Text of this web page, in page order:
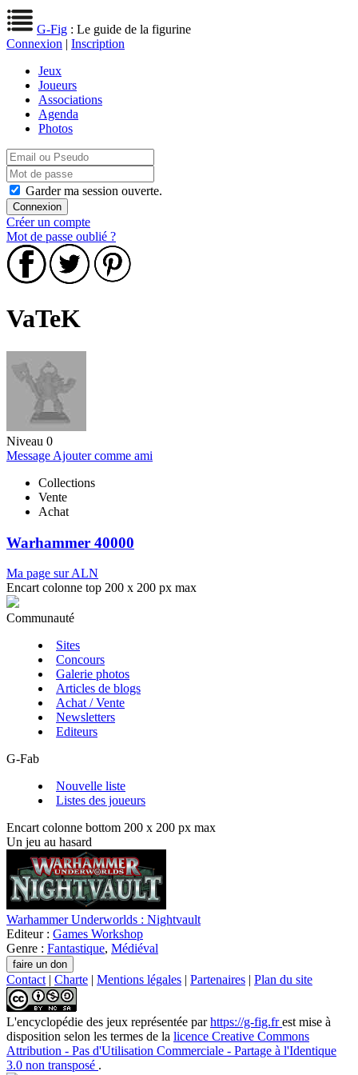
G-Fig : Le guide de la figurine
Connexion | Inscription
Jeux
Joueurs
Associations
Agenda
Photos
Garder ma session ouverte.
Créer un compte
Mot de passe oublié ?
VaTeK
Niveau 0
Message Ajouter comme ami
Collections
Vente
Achat
Warhammer 40000
Ma page sur ALN
Encart colonne top 200 x 200 px max
Communauté
Sites
Concours
Galerie photos
Articles de blogs
Achat / Vente
Newsletters
Editeurs
G-Fab
Nouvelle liste
Listes des joueurs
Encart colonne bottom 200 x 200 px max
Un jeu au hasard
Warhammer Underworlds : Nightvault
Editeur : Games Workshop
Genre : Fantastique, Médiéval
Contact | Charte | Mentions légales | Partenaires | Plan du site
L'encyclopédie des jeux représentée parhttps://g-fig.frest mise à
disposition selon les termes de la licence Creative Commons
Attribution - Pas d'Utilisation Commerciale - Partage à l'Identique
3.0 non transposé .